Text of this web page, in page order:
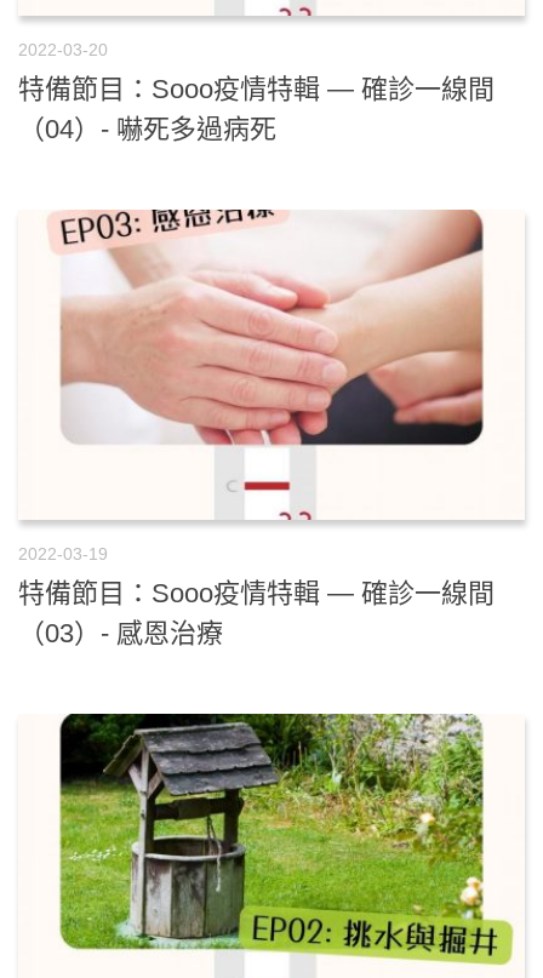
2022-03-20
特備節目：Sooo疫情特輯 — 確診一線間
（04）- 嚇死多過病死
2022-03-19
特備節目：Sooo疫情特輯 — 確診一線間
（03）- 感恩治療